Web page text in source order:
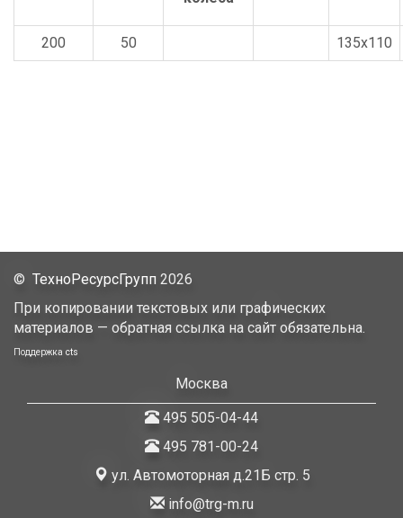
200 50 135x110
© ТехноРесурсГрупп 2026
При копировании текстовых или графических
материалов — обратная ссылка на сайт обязательна.
Поддержка cts
Москва
495 505-04-44
495 781-00-24
ул. Автомоторная д.21Б стр. 5
info@trg-m.ru